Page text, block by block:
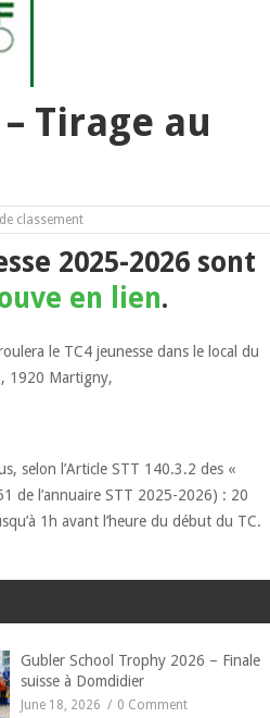
Tirage au
classement
2025-2026 sont
en lien.
le TC4 jeunesse dans le local du
1920 Martigny,
selon l’Article STT 140.3.2 des «
de l’annuaire STT 2025-2026) : 20
1h avant l’heure du début du TC.
Gubler School Trophy 2026 – Finale
suisse à Domdidier
June 18, 2026 0 Comment